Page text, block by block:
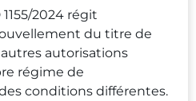
2024 régit
du titre de
autorisations
régime de
conditions différentes.